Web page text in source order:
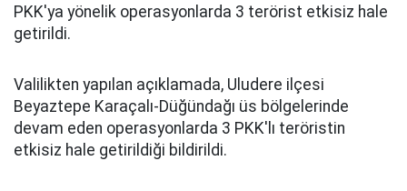
PKK'ya yönelik operasyonlarda 3 terörist etkisiz hale
getirildi.
Valilikten yapılan açıklamada, Uludere ilçesi
Beyaztepe Karaçalı-Düğündağı üs bölgelerinde
devam eden operasyonlarda 3 PKK'lı teröristin
etkisiz hale getirildiği bildirildi.